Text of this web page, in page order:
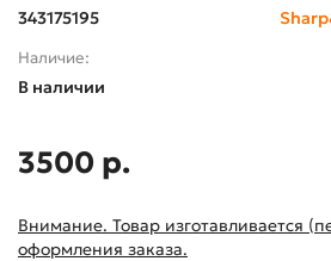
343175195
Наличие:
В наличии
3500 р.
Внимание. Товар изготавливается
оформления заказа.